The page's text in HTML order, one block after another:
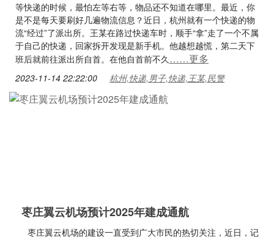
等快递的时候，最怕左等右等，物品还不知道在哪里。最近，你
是不是每天要刷好几遍物流信息？近日，杭州就有一个快递的物
流“经过”了派出所。王某在路过快递车时，顺手“拿”走了一个不属
于自己的快递，回家拆开发现是新手机。他越想越慌，第二天下
班后就前往派出所自首。在他自首前不久……更多
2023-11-14 22:22:00 杭州,快递,男子,快递,王某,民警
枣庄翼云机场预计2025年建成通航
枣庄翼云机场的建设一直受到广大市民的热切关注，近日，记